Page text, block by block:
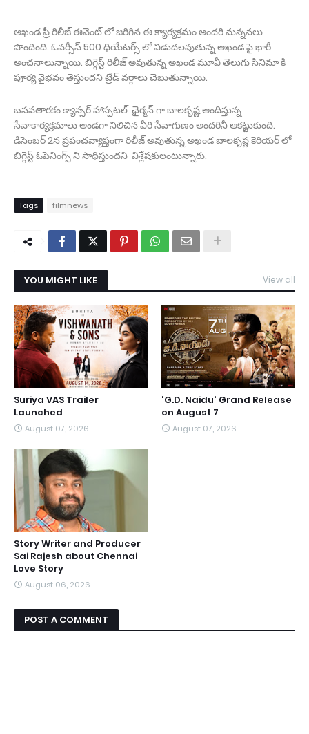
అఖండ ప్రీ రిలీజ్ ఈవెంట్ లో జ‌రిగిన ఈ క్యార్య‌క్ర‌మం అంద‌రి మ‌న్న‌న‌లు
పొందింది. ఓవ‌ర్సీస్ 500 థియేట‌ర్స్ లో విడుద‌ల‌వుతున్న అఖండ పై భారీ
అంచ‌నాలున్నాయి. బిగ్గెస్ట్ రిలీజ్ అవుతున్న అఖండ మూవీ తెలుగు సినిమా కి
పూర్య వైభ‌వం తెస్తుంద‌ని ట్రేడ్ వ‌ర్గాలు చెబుతున్నాయి.
బ‌స‌వ‌తార‌కం క్యాన్స‌ర్ హాస్ప‌ట‌ల్ ఛైర్మ‌న్ గా బాల‌కృష్ణ అందిస్తున్న
సేవాకార్య‌క్ర‌మాలు అండ‌గా నిలిచిన వీరి సేవాగుణం అంద‌రినీ ఆక‌ట్టుకుంది.
డిసెంబ‌ర్ 2న ప్ర‌పంచ‌వ్యాప్తంగా రిలీజ్ అవుతున్న అఖండ బాల‌కృష్ణ కెరియ‌ర్ లో
బిగ్గెస్ట్ ఓపెనింగ్స్ ని సాధిస్తుంద‌ని విశ్లేష‌కులంటున్నారు.
Tags filmnews
YOU MIGHT LIKE View all
Suriya VAS Trailer
Launched
August 07, 2026
'G.D. Naidu' Grand Release
on August 7
August 07, 2026
Story Writer and Producer
Sai Rajesh about Chennai
Love Story
August 06, 2026
POST A COMMENT